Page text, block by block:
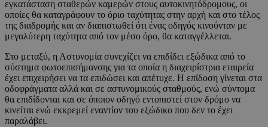
εγκατάσταση σταθερών καμερών στους αυτοκινητόδρομους, οι
οποίες θα καταγράφουν το όριο ταχύτητας στην αρχή και στο τέλος
της διαδρομής και αν διαπιστωθεί ότι ένας οδηγός κινούνταν με
μεγαλύτερη ταχύτητα από τον μέσο όρο, θα καταγγέλλεται.
Στο μεταξύ, η Αστυνομία συνεχίζει να επιδίδει εξώδικα από το
σύστημα φωτοεπισήμανσης για τα οποία η διαχειρίστρια εταιρεία
έχει επιχειρήσει να τα επιδώσει και απέτυχε. Η επίδοση γίνεται στα
οδοφράγματα αλλά και σε αστυνομικούς σταθμούς, ενώ σύντομα
θα επιδίδονται και σε όποιον οδηγό εντοπιστεί στον δρόμο να
κινείται ενώ εκκρεμεί εναντίον του εξώδικο που δεν το έχει
παραλάβει.